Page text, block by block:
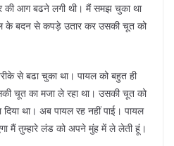
की आग बढने लगी थी। मैं समझ चुका था
के बदन से कपड़े उतार कर उसकी चूत को
से बढा चुका था। पायल को बहुत ही
चूत का मजा ले रहा था। उसकी चूत को
था। अब पायल रह नहीं पाई। पायल
मैं तुम्हारे लंड को अपने मुंह में ले लेती हूं।